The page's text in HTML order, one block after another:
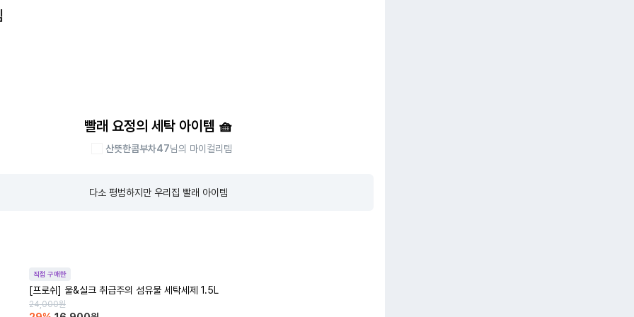
빨래 요정의 세탁 아이템 🧺
산뜻한콤부차47님의 마이컬리템
다소 평범하지만 우리집 빨래 아이템
직접 구매한
[프로쉬] 울&실크 취급주의 섬유물 세탁세제 1.5L
24,000원